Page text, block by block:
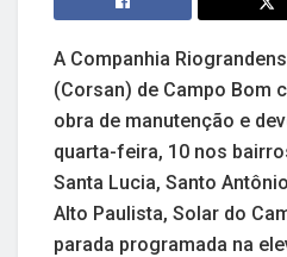
A Companhia
(Corsan) de Campo Bom
obra de manutenção e
quarta-feira, 10 nos
Santa Lucia, Santo
Alto Paulista, Solar do
parada programada na